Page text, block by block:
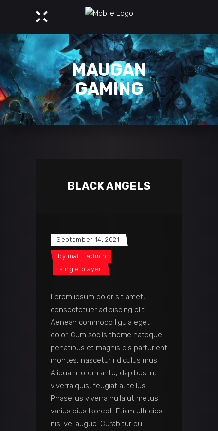
MAUGAN
GAMING
BLACK ANGELS
September 14, 2021
by matt_admin
single player
Lorem ipsum dolor sit amet,
consectetuer adipiscing elit.
Aenean commodo ligula eget
dolor. Cum sociis theme natoque
penatibus et magnis dis parturient
montes, nascetur ridiculus mus.
Aliquam lorem ante, dapibus in,
viverra quis, feugiat a, tellus.
Phasellus viverra nulla ut metus
varius dius laoreet. Etiam ultricies
nisi vel augue. Curabitur dui